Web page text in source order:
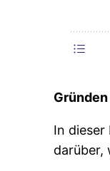
In
darüber,